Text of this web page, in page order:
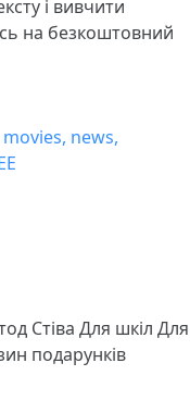
і вивчити
на безкоштовний
Стіва Для шкіл Для
подарунків